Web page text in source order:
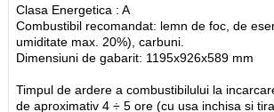
Clasa Energetica : A
Combustibil recomandat: lemn de foc, de
umiditate max. 20%), carbuni.
Dimensiuni de gabarit: 1195x926x589 mm
Timpul de ardere a combustibilului la
de aproximativ 4 ÷ 5 ore (cu usa inchisa si